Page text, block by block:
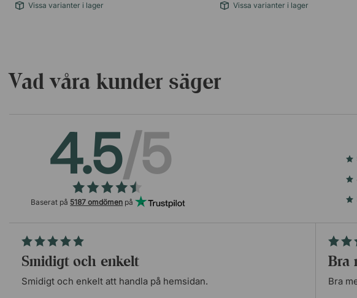
Vissa varianter i lager Vissa varianter i lager
Vad våra kunder säger
4.5/5
Baserat på 5187 omdömen på
Smidigt och enkelt
Smidigt och enkelt att handla på hemsidan. Bra